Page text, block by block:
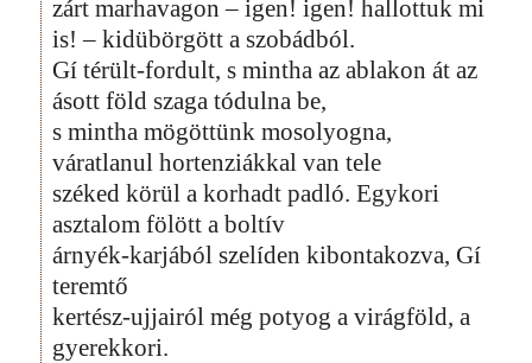
zárt marhavagon – igen! igen! hallottuk mi
is! – kidübörgött a szobádból.
Gí térült-fordult, s mintha az ablakon át az
ásott föld szaga tódulna be,
s mintha mögöttünk mosolyogna,
váratlanul hortenziákkal van tele
széked körül a korhadt padló. Egykori
asztalom fölött a boltív
árnyék-karjából szelíden kibontakozva, Gí
teremtő
kertész-ujjairól még potyog a virágföld, a
gyerekkori.